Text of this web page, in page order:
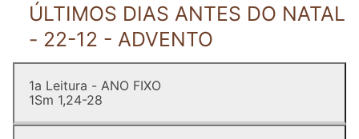
ÚLTIMOS DIAS ANTES DO NATAL
- 22-12 - ADVENTO
1a Leitura - ANO FIXO
1Sm 1,24-28